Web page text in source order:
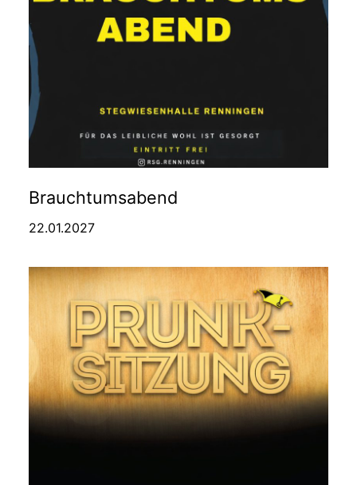
Brauchtumsabend
22.01.2027